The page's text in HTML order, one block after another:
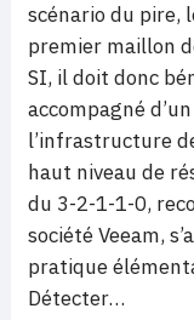
scénario du pire,
premier maillon
SI, il doit donc
accompagné
l’infrastructure
haut niveau de
du 3-2-1-1-0,
société Veeam,
pratique
Détecter…